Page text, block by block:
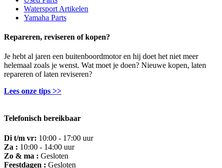
Watersport Artikelen
Yamaha Parts
Repareren, reviseren of kopen?
Je hebt al jaren een buitenboordmotor en hij doet het niet meer
helemaal zoals je wenst. Wat moet je doen? Nieuwe kopen, laten
repareren of laten reviseren?
Lees onze tips >>
Telefonisch bereikbaar
Di t/m vr: 10:00 - 17:00 uur
Za : 10:00 - 14:00 uur
Zo & ma : Gesloten
Feestdagen : Gesloten